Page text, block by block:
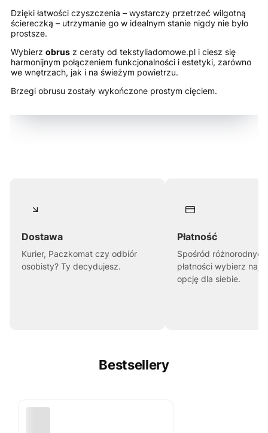
Dzięki łatwości czyszczenia – wystarczy przetrzeć wilgotną
ściereczką – utrzymanie go w idealnym stanie nigdy nie było
prostsze.
Wybierz obrus z ceraty od tekstyliadomowe.pl i ciesz się
harmonijnym połączeniem funkcjonalności i estetyki, zarówno
we wnętrzach, jak i na świeżym powietrzu.
Brzegi obrusu zostały wykończone prostym cięciem.
Dostawa
Kurier, Paczkomat czy odbiór
osobisty? Ty decydujesz.
Płatność
Spośród
płatności wybierz
opcję dla siebie.
Bestsellery